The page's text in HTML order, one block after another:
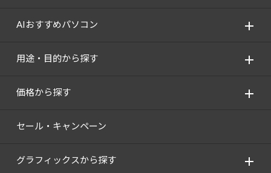
AIおすすめパソコン
用途・目的から探す
価格から探す
セール・キャンペーン
グラフィックスから探す